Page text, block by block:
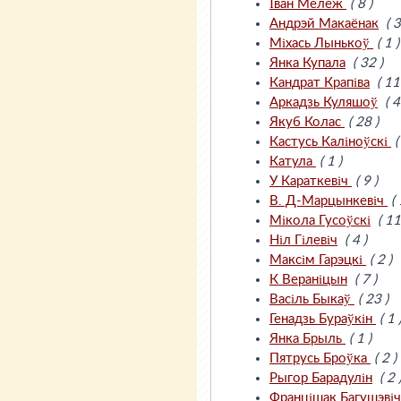
Іван Мележ ( 8 )
Андрэй Макаёнак (
Міхась Лынькоў ( 1 )
Янка Купала ( 32 )
Кандрат Крапіва (
Аркадзь Куляшоў (
Якуб Колас ( 28 )
Кастусь Каліноўскі
Катула ( 1 )
У Караткевіч
( 9 )
В. Д-Марцынкевіч
(
Мікола Гусоўскі (
Ніл Гілевіч
( 4 )
Максім Гарэцкі ( 2 )
К Вераніцын ( 7 )
Васіль Быкаў ( 23 )
Генадзь Бураўкін ( 1 )
Янка Брыль ( 1 )
Пятрусь Броўка ( 2 )
Рыгор Барадулін ( 2 )
Францішак Багушэвіч